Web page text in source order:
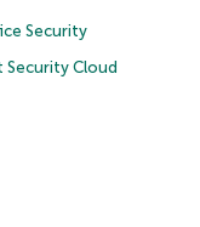
Security
Security Cloud